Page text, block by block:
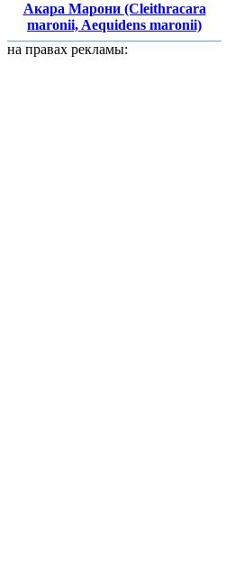
Акара Марони (Cleithracara
maronii, Aequidens maronii)
на правах рекламы: